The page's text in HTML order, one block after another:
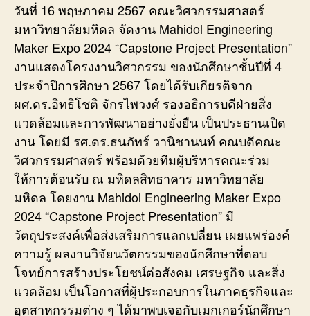
วันที่ 16 พฤษภาคม 2567 คณะวิศวกรรมศาสตร์
มหาวิทยาลัยมหิดล จัดงาน Mahidol Engineering
Maker Expo 2024 “Capstone Project Presentation”
งานแสดงโครงงานวิศวกรรม ของนักศึกษาชั้นปีที่ 4
ประจำปีการศึกษา 2567 โดยได้รับเกียรติจาก
ผศ.ดร.อิทธิโชติ จักรไพวงศ์ รองอธิการบดีฝ่ายสิ่ง
แวดล้อมและการพัฒนาอย่างยั่งยืน เป็นประธานเปิด
งาน โดยมี รศ.ดร.ธนภัทร์ วานิชานนท์ คณบดีคณะ
วิศวกรรมศาสตร์ พร้อมด้วยทีมผู้บริหารคณะร่วม
ให้การต้อนรับ ณ มหิดลสิทธาคาร มหาวิทยาลัย
มหิดล โดยงาน Mahidol Engineering Maker Expo
2024 “Capstone Project Presentation” มี
วัตถุประสงค์เพื่อส่งเสริมการแลกเปลี่ยน เผยแพร่องค์
ความรู้ ผลงานวิจัยนวัตกรรมของนักศึกษาที่ตอบ
โจทย์การสร้างประโยชน์ต่อสังคม เศรษฐกิจ และสิ่ง
แวดล้อม เป็นโอกาสที่ผู้ประกอบการในภาคธุรกิจและ
อุตสาหกรรมต่าง ๆ ได้มาพบเจอกับเมกเกอร์นักศึกษา